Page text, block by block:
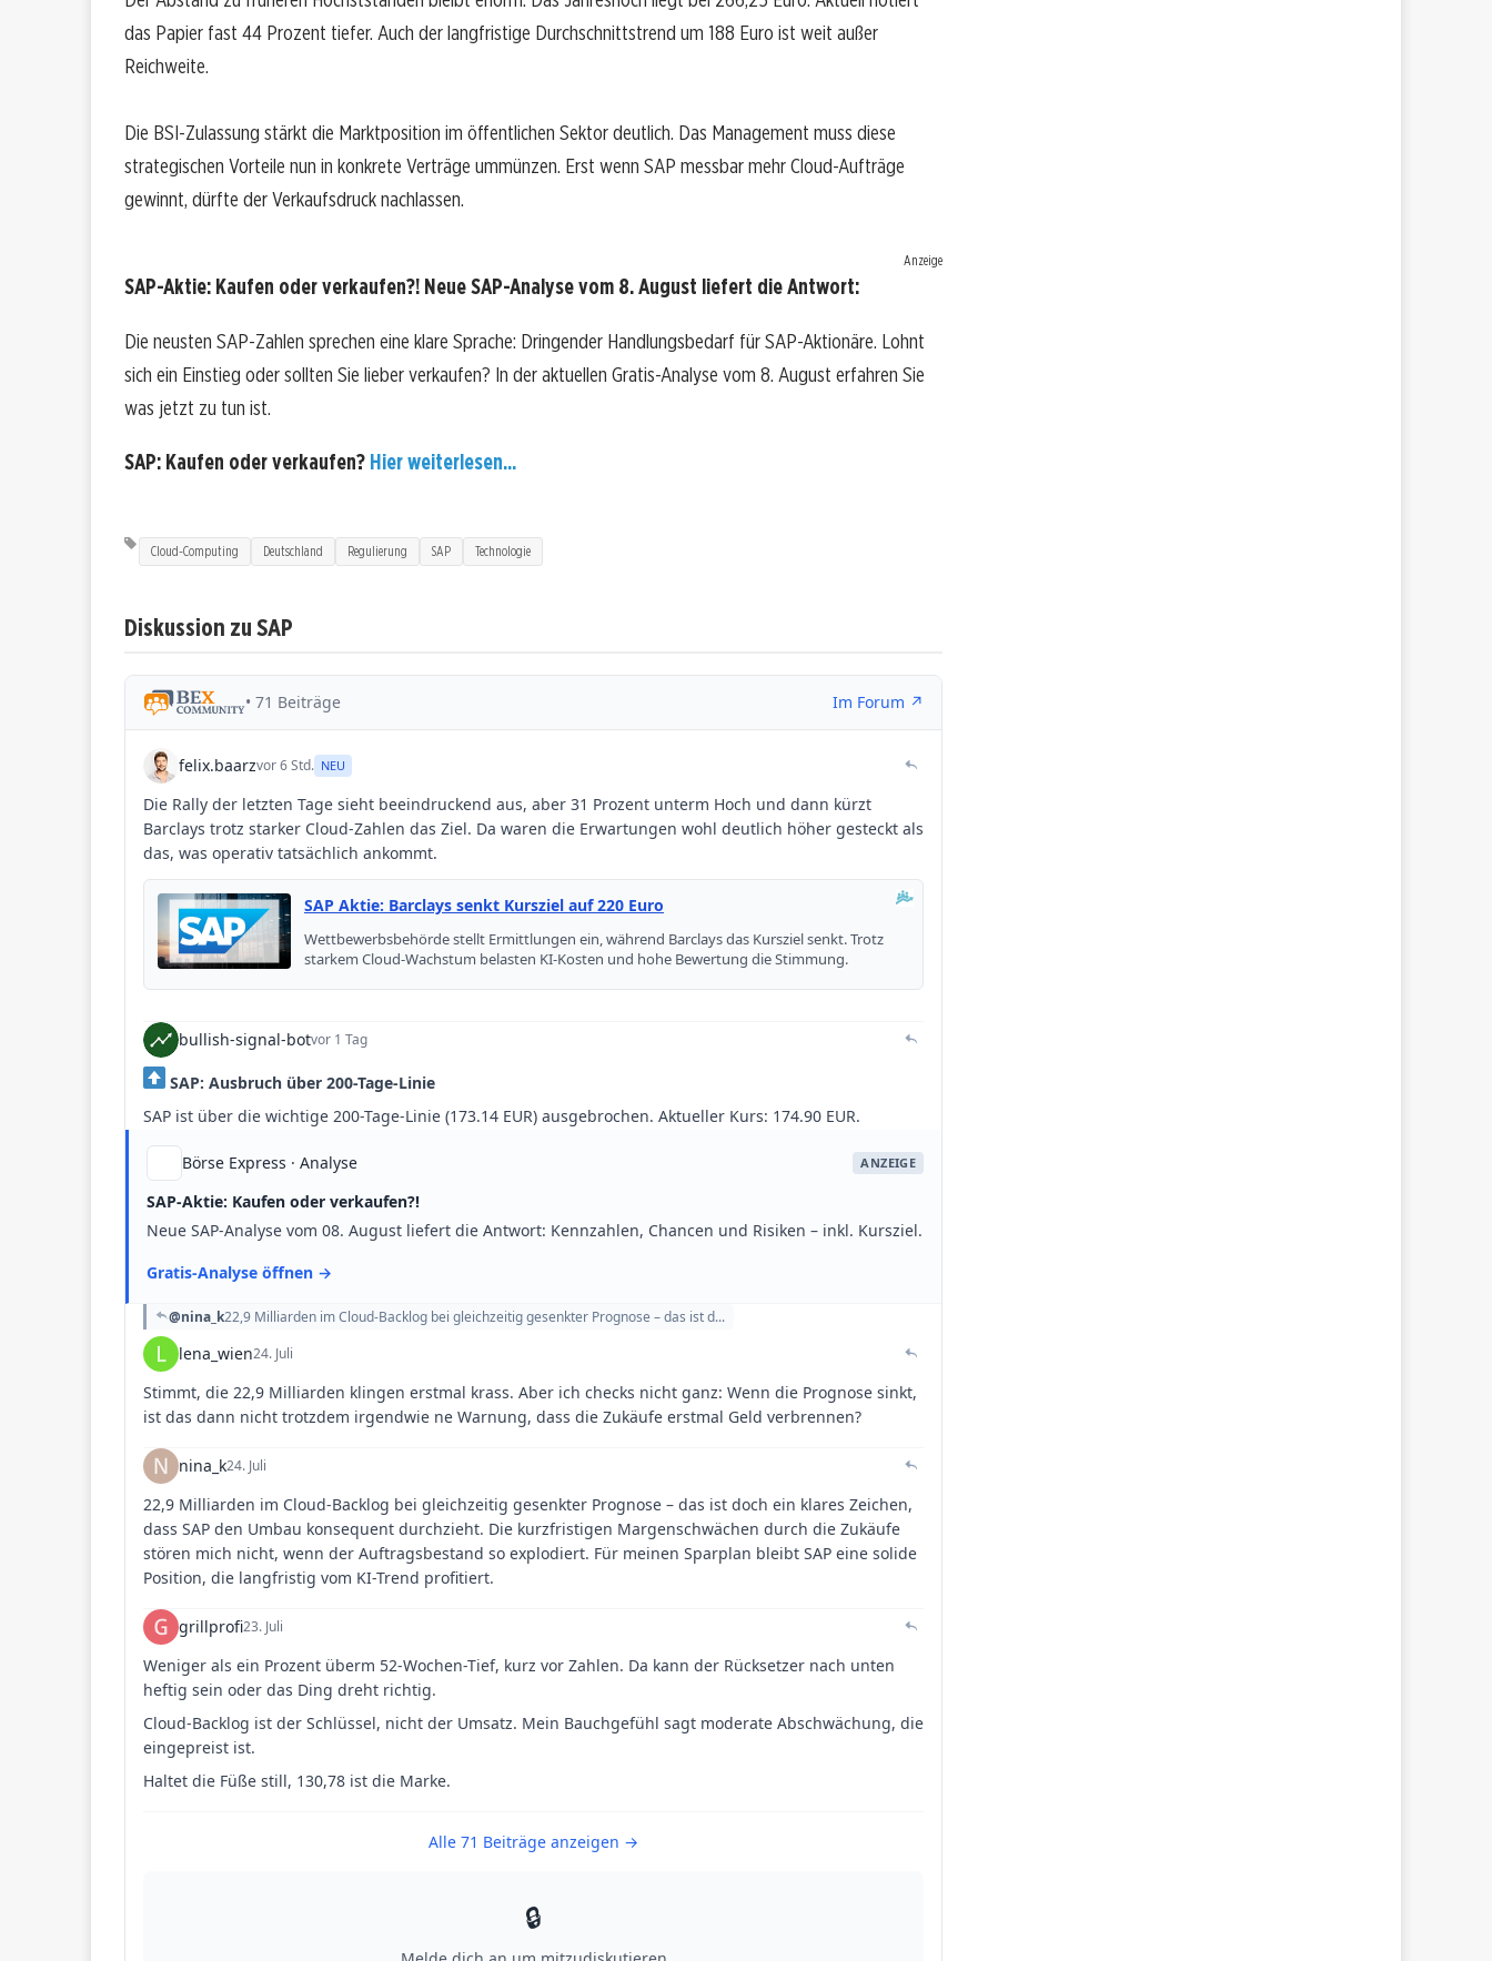
das Papier fast 44 Prozent tiefer. Auch der langfristige Durchschnittstrend um 188 Euro ist weit außer
Reichweite.
Die BSI-Zulassung stärkt die Marktposition im öffentlichen Sektor deutlich. Das Management muss diese
strategischen Vorteile nun in konkrete Verträge ummünzen. Erst wenn SAP messbar mehr Cloud-Aufträge
gewinnt, dürfte der Verkaufsdruck nachlassen.
Anzeige
SAP-Aktie: Kaufen oder verkaufen?! Neue SAP-Analyse vom 8. August liefert die Antwort:
Die neusten SAP-Zahlen sprechen eine klare Sprache: Dringender Handlungsbedarf für SAP-Aktionäre. Lohnt
sich ein Einstieg oder sollten Sie lieber verkaufen? In der aktuellen Gratis-Analyse vom 8. August erfahren Sie
was jetzt zu tun ist.
SAP: Kaufen oder verkaufen? Hier weiterlesen...
Cloud-Computing Deutschland Regulierung SAP Technologie
Diskussion zu SAP